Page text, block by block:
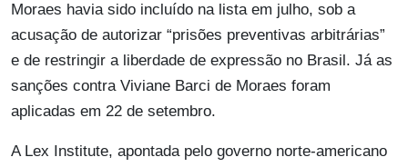
Moraes havia sido incluído na lista em julho, sob a
acusação de autorizar “prisões preventivas arbitrárias”
e de restringir a liberdade de expressão no Brasil. Já as
sanções contra Viviane Barci de Moraes foram
aplicadas em 22 de setembro.
A Lex Institute, apontada pelo governo norte-americano